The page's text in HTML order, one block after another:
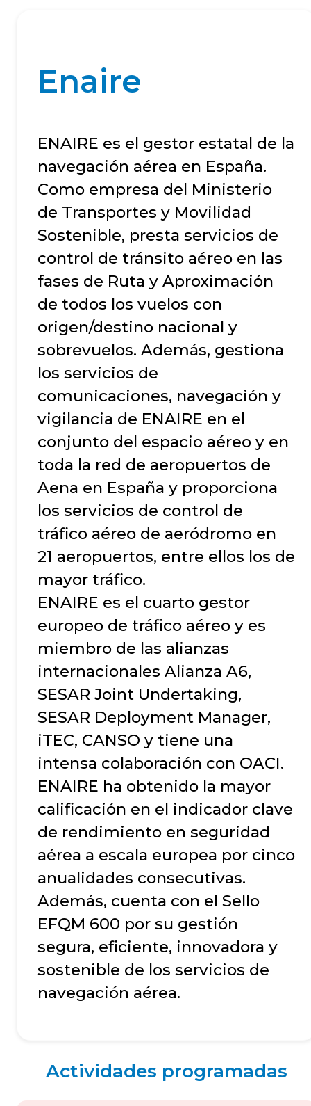
Enaire
ENAIRE es el gestor estatal de la
navegación aérea en España.
Como empresa del Ministerio
de Transportes y Movilidad
Sostenible, presta servicios de
control de tránsito aéreo en las
fases de Ruta y Aproximación
de todos los vuelos con
origen/destino nacional y
sobrevuelos. Además, gestiona
los servicios de
comunicaciones, navegación y
vigilancia de ENAIRE en el
conjunto del espacio aéreo y en
toda la red de aeropuertos de
Aena en España y proporciona
los servicios de control de
tráfico aéreo de aeródromo en
21 aeropuertos, entre ellos los de
mayor tráfico.
ENAIRE es el cuarto gestor
europeo de tráfico aéreo y es
miembro de las alianzas
internacionales Alianza A6,
SESAR Joint Undertaking,
SESAR Deployment Manager,
iTEC, CANSO y tiene una
intensa colaboración con OACI.
ENAIRE ha obtenido la mayor
calificación en el indicador clave
de rendimiento en seguridad
aérea a escala europea por cinco
anualidades consecutivas.
Además, cuenta con el Sello
EFQM 600 por su gestión
segura, eficiente, innovadora y
sostenible de los servicios de
navegación aérea.
Actividades programadas